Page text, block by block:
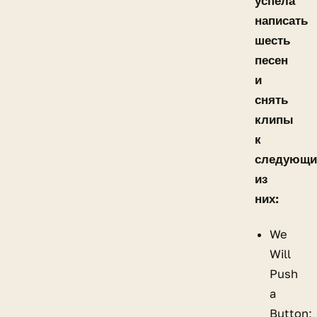
написать
шесть
песен
и
снять
клипы
к
из
них:
We
Will
Push
a
Button;